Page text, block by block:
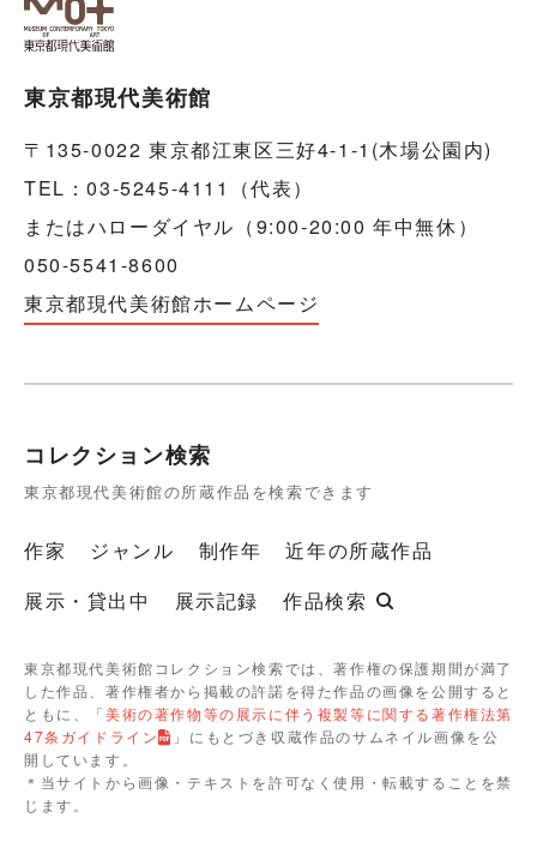
東京都現代美術館
〒135-0022 東京都江東区三好4-1-1(木場公園内)
TEL：03-5245-4111（代表）
またはハローダイヤル（9:00-20:00 年中無休）
050-5541-8600
東京都現代美術館ホームページ
コレクション検索
東京都現代美術館の所蔵作品を検索できます
作家 ジャンル 制作年
近年の所蔵作品
展示・貸出中
展示記録 作品検索
東京都現代美術館コレクション検索では、著作権の保護期間が満了
した作品、著作権者から掲載の許諾を得た作品の画像を公開すると
ともに、「美術の著作物等の展示に伴う複製等に関する著作権法第
47条ガイドライン
」にもとづき収蔵作品のサムネイル画像を公
開しています。
＊当サイトから画像・テキストを許可なく使用・転載することを禁
じます。